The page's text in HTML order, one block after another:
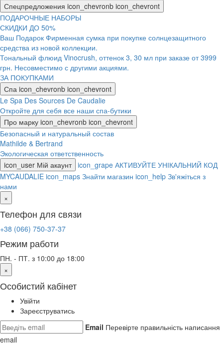
Спецпредложения icon_chevronb icon_chevront
ПОДАРОЧНЫЕ НАБОРЫ
СКИДКИ ДО 50%
Ваш Подарок Фирменная сумка при покупке солнцезащитного
средства из новой коллекции.
Тональный флюид Vinocrush, оттенок 3, 30 мл при заказе от 3999
грн. Несовместимо с другими акциями.
ЗА ПОКУПКАМИ
Спа icon_chevronb icon_chevront
Le Spa Des Sources De Caudalie
Откройте для себя все наши спа-бутики
Про марку icon_chevronb icon_chevront
Безопасный и натуральный состав
Mathilde & Bertrand
Экологическая ответственность
icon_user Мій акаунт icon_grape АКТИВУЙТЕ УНІКАЛЬНИЙ КОД
MYCAUDALIE icon_maps Знайти магазин icon_help Зв'яжіться з
нами
×
Телефон для связи
+38 (066) 750-37-37
Режим работи
ПН. - ПТ. з 10:00 до 18:00
×
Особистий кабінет
Увійти
Зареєструватись
Email Перевірте правильність написання
email